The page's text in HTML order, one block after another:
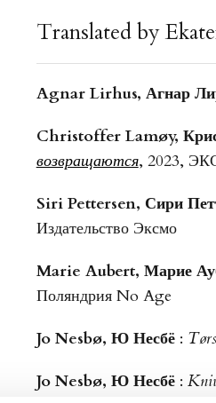
Translated by
Agnar Lirhus, Агнар
Christoffer Lamøy,
возвращаются, 2023,
Siri Pettersen, Сири
Издательство Эксмо
Marie Aubert, Марие
Поляндрия No Age
Jo Nesbø, Ю Несбё :
Jo Nesbø, Ю Несбё :